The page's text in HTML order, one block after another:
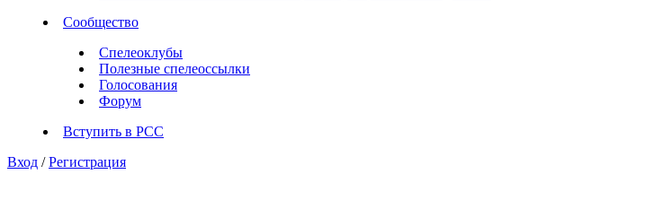
Сообщество
Спелеоклубы
Полезные спелеоссылки
Голосования
Форум
Вступить в РСС
Вход / Регистрация